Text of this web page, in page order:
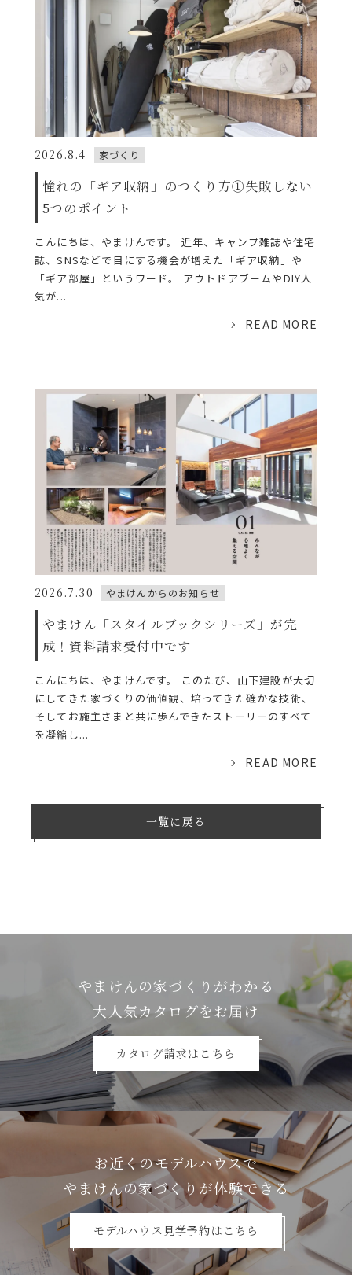
2026.8.4 家づくり
憧れの「ギア収納」のつくり方①失敗しない
5つのポイント
こんにちは、やまけんです。 近年、キャンプ雑誌や住宅
誌、SNSなどで目にする機会が増えた「ギア収納」や
「ギア部屋」というワード。 アウトドアブームやDIY人
気が...
READ MORE
2026.7.30 やまけんからのお知らせ
やまけん「スタイルブックシリーズ」が完
成！資料請求受付中です
こんにちは、やまけんです。 このたび、山下建設が大切
にしてきた家づくりの価値観、培ってきた確かな技術、
そしてお施主さまと共に歩んできたストーリーのすべて
を凝縮し...
READ MORE
一覧に戻る
やまけんの家づくりがわかる
⼤⼈気カタログをお届け
カタログ請求はこちら
お近くのモデルハウスで
やまけんの家づくりが体験できる
モデルハウス見学予約はこちら